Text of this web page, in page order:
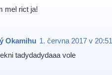
mel rict ja!
Okamihu 1. června 2017 v 20:51
tadydadydaaa vole